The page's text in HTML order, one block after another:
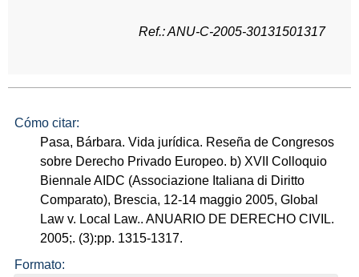
Ref.: ANU-C-2005-30131501317
Cómo citar:
Pasa, Bárbara. Vida jurídica. Reseña de Congresos
sobre Derecho Privado Europeo. b) XVII Colloquio
Biennale AIDC (Associazione Italiana di Diritto
Comparato), Brescia, 12-14 maggio 2005, Global
Law v. Local Law.. ANUARIO DE DERECHO CIVIL.
2005;. (3):pp. 1315-1317.
Formato: